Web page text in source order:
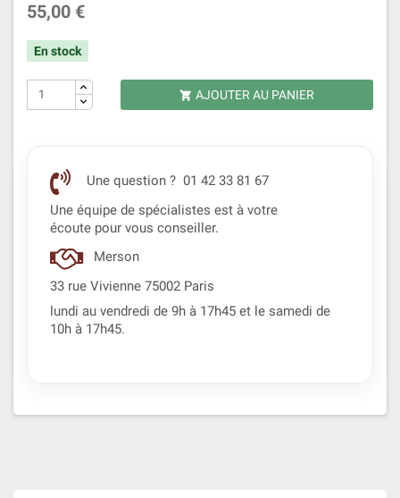
55,00 €
En stock
 AJOUTER AU PANIER
Une question ? 01 42 33 81 67
Une équipe de spécialistes est à votre
écoute pour vous conseiller.
Merson
33 rue Vivienne 75002 Paris
lundi au vendredi de 9h à 17h45 et le samedi de
10h à 17h45.